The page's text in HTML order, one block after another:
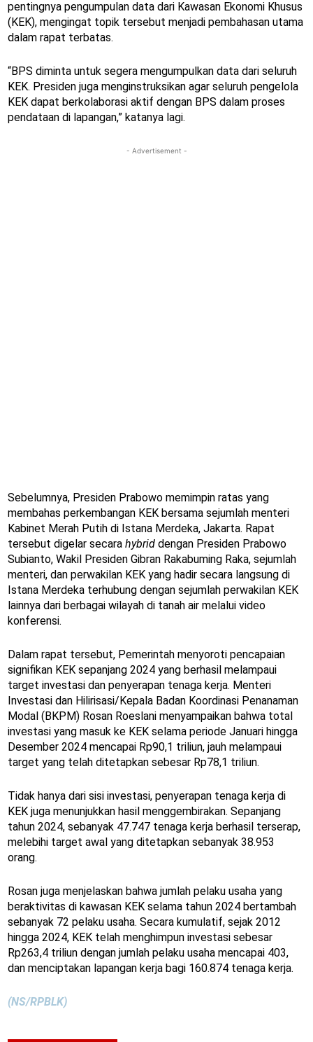
pentingnya pengumpulan data dari Kawasan Ekonomi Khusus
(KEK), mengingat topik tersebut menjadi pembahasan utama
dalam rapat terbatas.
“BPS diminta untuk segera mengumpulkan data dari seluruh
KEK. Presiden juga menginstruksikan agar seluruh pengelola
KEK dapat berkolaborasi aktif dengan BPS dalam proses
pendataan di lapangan,” katanya lagi.
- Advertisement -
Sebelumnya, Presiden Prabowo memimpin ratas yang
membahas perkembangan KEK bersama sejumlah menteri
Kabinet Merah Putih di Istana Merdeka, Jakarta. Rapat
tersebut digelar secara hybrid dengan Presiden Prabowo
Subianto, Wakil Presiden Gibran Rakabuming Raka, sejumlah
menteri, dan perwakilan KEK yang hadir secara langsung di
Istana Merdeka terhubung dengan sejumlah perwakilan KEK
lainnya dari berbagai wilayah di tanah air melalui video
konferensi.
Dalam rapat tersebut, Pemerintah menyoroti pencapaian
signifikan KEK sepanjang 2024 yang berhasil melampaui
target investasi dan penyerapan tenaga kerja. Menteri
Investasi dan Hilirisasi/Kepala Badan Koordinasi Penanaman
Modal (BKPM) Rosan Roeslani menyampaikan bahwa total
investasi yang masuk ke KEK selama periode Januari hingga
Desember 2024 mencapai Rp90,1 triliun, jauh melampaui
target yang telah ditetapkan sebesar Rp78,1 triliun.
Tidak hanya dari sisi investasi, penyerapan tenaga kerja di
KEK juga menunjukkan hasil menggembirakan. Sepanjang
tahun 2024, sebanyak 47.747 tenaga kerja berhasil terserap,
melebihi target awal yang ditetapkan sebanyak 38.953
orang.
Rosan juga menjelaskan bahwa jumlah pelaku usaha yang
beraktivitas di kawasan KEK selama tahun 2024 bertambah
sebanyak 72 pelaku usaha. Secara kumulatif, sejak 2012
hingga 2024, KEK telah menghimpun investasi sebesar
Rp263,4 triliun dengan jumlah pelaku usaha mencapai 403,
dan menciptakan lapangan kerja bagi 160.874 tenaga kerja.
(NS/RPBLK)